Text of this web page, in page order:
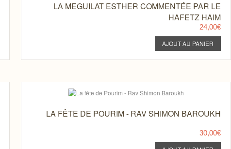
LA MEGUILAT ESTHER COMMENTÉE PAR LE
HAFETZ HAIM
24,00€
LA FÊTE DE POURIM - RAV SHIMON BAROUKH
30,00€